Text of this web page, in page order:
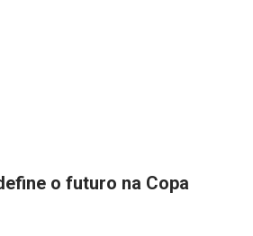
o futuro na Copa